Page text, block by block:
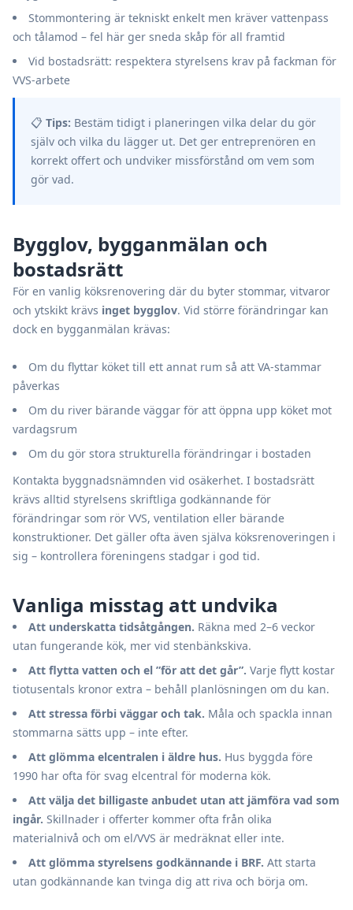
Stommontering är tekniskt enkelt men kräver vattenpass
och tålamod – fel här ger sneda skåp för all framtid
Vid bostadsrätt: respektera styrelsens krav på fackman för
VVS-arbete
📋 Tips: Bestäm tidigt i planeringen vilka delar du gör
själv och vilka du lägger ut. Det ger entreprenören en
korrekt offert och undviker missförstånd om vem som
gör vad.
Bygglov, bygganmälan och
bostadsrätt
För en vanlig köksrenovering där du byter stommar, vitvaror
och ytskikt krävs inget bygglov. Vid större förändringar kan
dock en bygganmälan krävas:
Om du flyttar köket till ett annat rum så att VA-stammar
påverkas
Om du river bärande väggar för att öppna upp köket mot
vardagsrum
Om du gör stora strukturella förändringar i bostaden
Kontakta byggnadsnämnden vid osäkerhet. I bostadsrätt
krävs alltid styrelsens skriftliga godkännande för
förändringar som rör VVS, ventilation eller bärande
konstruktioner. Det gäller ofta även själva köksrenoveringen i
sig – kontrollera föreningens stadgar i god tid.
Vanliga misstag att undvika
Att underskatta tidsåtgången. Räkna med 2–6 veckor
utan fungerande kök, mer vid stenbänkskiva.
Att flytta vatten och el ”för att det går”. Varje flytt kostar
tiotusentals kronor extra – behåll planlösningen om du kan.
Att stressa förbi väggar och tak. Måla och spackla innan
stommarna sätts upp – inte efter.
Att glömma elcentralen i äldre hus. Hus byggda före
1990 har ofta för svag elcentral för moderna kök.
Att välja det billigaste anbudet utan att jämföra vad som
ingår. Skillnader i offerter kommer ofta från olika
materialnivå och om el/VVS är medräknat eller inte.
Att glömma styrelsens godkännande i BRF. Att starta
utan godkännande kan tvinga dig att riva och börja om.